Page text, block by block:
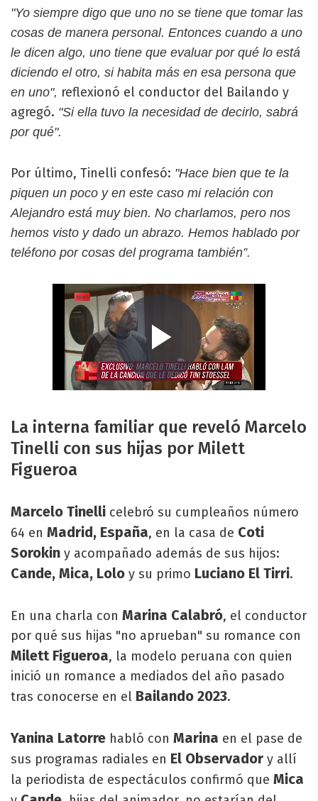
"Yo siempre digo que uno no se tiene que tomar las
cosas de manera personal. Entonces cuando a uno
le dicen algo, uno tiene que evaluar por qué lo está
diciendo el otro, si habita más en esa persona que
en uno", reflexionó el conductor del Bailando y
agregó. "Si ella tuvo la necesidad de decirlo, sabrá
por qué".
Por último, Tinelli confesó: "Hace bien que te la
piquen un poco y en este caso mi relación con
Alejandro está muy bien. No charlamos, pero nos
hemos visto y dado un abrazo. Hemos hablado por
teléfono por cosas del programa también”.
La interna familiar que reveló Marcelo
Tinelli con sus hijas por Milett
Figueroa
Marcelo Tinelli celebró su cumpleaños número
64 en Madrid, España, en la casa de Coti
Sorokin y acompañado además de sus hijos:
Cande, Mica, Lolo y su primo Luciano El Tirri.
En una charla con Marina Calabró, el conductor
por qué sus hijas "no aprueban" su romance con
Milett Figueroa, la modelo peruana con quien
inició un romance a mediados del año pasado
tras conocerse en el Bailando 2023.
Yanina Latorre habló con Marina en el pase de
sus programas radiales en El Observador y allí
la periodista de espectáculos confirmó que Mica